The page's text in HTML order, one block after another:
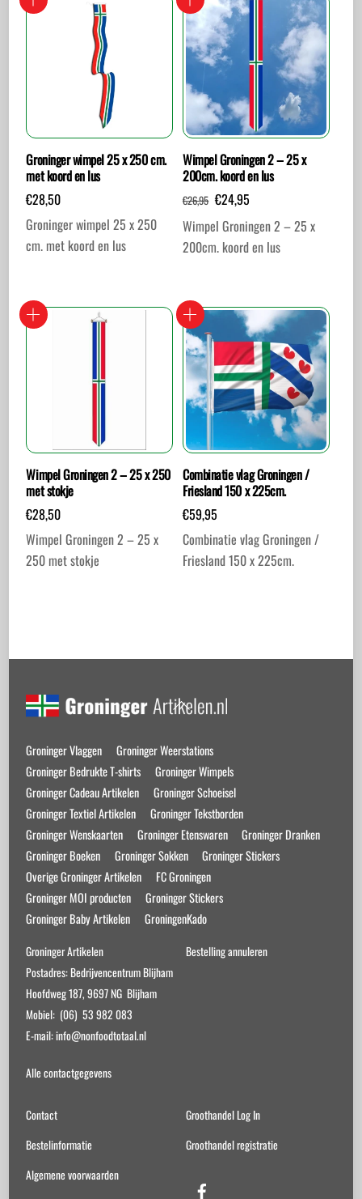
Groninger wimpel 25 x 250 cm.
met koord en lus
€28,50
Groninger wimpel 25 x 250
cm. met koord en lus
Wimpel Groningen 2 – 25 x
200cm. koord en lus
€26,95 Oorspronkelijke
prijs
was:
€26,95.
€24,95
is:
€24,95.
Wimpel Groningen 2 – 25 x
200cm. koord en lus
Wimpel Groningen 2 – 25 x 250
met stokje
€28,50
Wimpel Groningen 2 – 25 x
250 met stokje
Combinatie vlag Groningen /
Friesland 150 x 225cm.
€59,95
Combinatie vlag Groningen /
Friesland 150 x 225cm.
Back
Top
Groninger Vlaggen
Groninger Weerstations
Groninger Bedrukte T-shirts
Groninger Wimpels
Groninger Cadeau Artikelen
Groninger Schoeisel
Groninger Textiel Artikelen
Groninger Tekstborden
Groninger Wenskaarten
Groninger Etenswaren
Groninger Dranken
Groninger Boeken
Groninger Sokken
Groninger Stickers
Overige Groninger Artikelen
FC Groningen
Groninger MOI producten
Groninger Stickers
Groninger Baby Artikelen
GroningenKado
Groninger Artikelen
Postadres: Bedrijvencentrum Blijham
Hoofdweg 187, 9697 NG Blijham
Mobiel: (06) 53 982 083
E-mail: info@nonfoodtotaal.nl
Alle contactgegevens
Bestelling annuleren
Contact
Bestelinformatie
Algemene voorwaarden
Groothandel Log In
Groothandel registratie